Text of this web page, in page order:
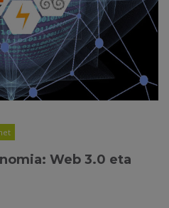
Web 3.0 eta